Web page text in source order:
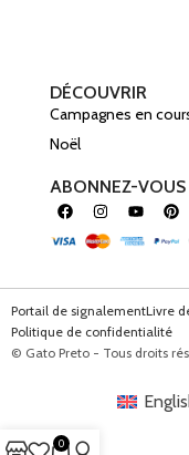
DÉCOUVRIR
Campagnes en
Noël
ABONNEZ-
Portail de signalementLivre
Politique de confidentialité
© Gato Preto - Tous droits
0